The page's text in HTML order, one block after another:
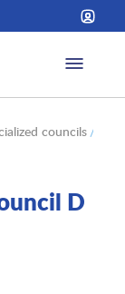
councils /
D